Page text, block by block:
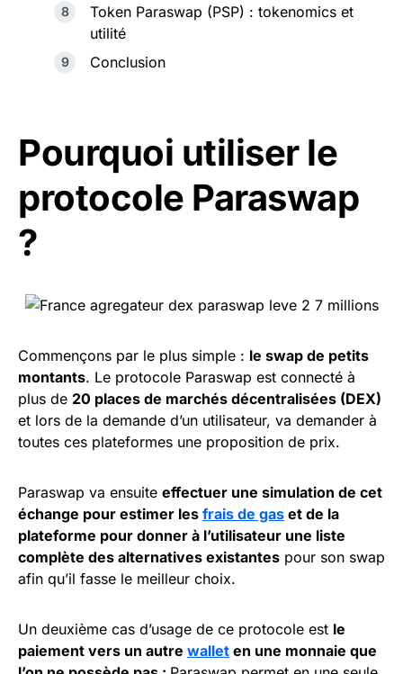
Token Paraswap (PSP) : tokenomics et
utilité
Conclusion
Pourquoi utiliser le
protocole Paraswap
?
Commençons par le plus simple : le swap de petits
montants. Le protocole Paraswap est connecté à
plus de 20 places de marchés décentralisées (DEX)
et lors de la demande d’un utilisateur, va demander à
toutes ces plateformes une proposition de prix.
Paraswap va ensuite effectuer une simulation de cet
échange pour estimer les frais de gas et de la
plateforme pour donner à l’utilisateur une liste
complète des alternatives existantes pour son swap
afin qu’il fasse le meilleur choix.
Un deuxième cas d’usage de ce protocole est le
paiement vers un autre wallet en une monnaie que